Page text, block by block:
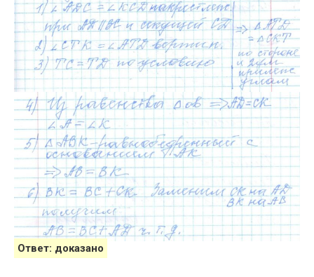
Ответ: доказано